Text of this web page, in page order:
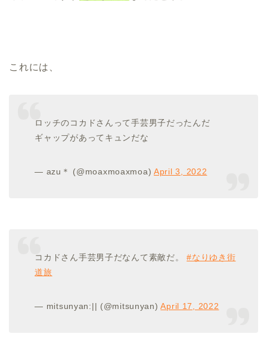
これには、
ロッチのコカドさんって手芸男子だったんだ
ギャップがあってキュンだな
— azu＊ (@moaxmoaxmoa)April 3, 2022
コカドさん手芸男子だなんて素敵だ。#なりゆき街
道旅
— mitsunyan:|| (@mitsunyan)April 17, 2022